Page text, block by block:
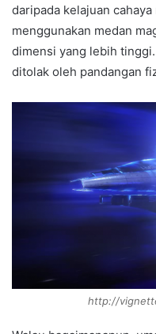
daripada kelajuan
menggunakan medan
dimensi yang lebih
ditolak oleh pandangan
http://